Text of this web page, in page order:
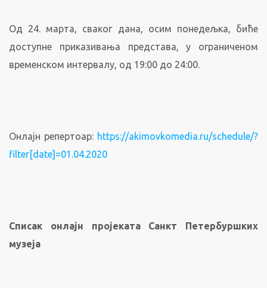
Од 24. марта, сваког дана, осим понедељка, биће
доступне приказивања представа, у ограниченом
временском интервалу, од 19:00 до 24:00.
Онлајн репертоар: https://akimovkomedia.ru/schedule/?
filter[date]=01.04.2020
Списак онлајн пројеката Санкт Петербуршких
музеја